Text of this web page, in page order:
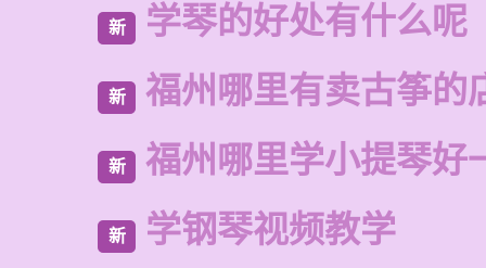
新 学琴的好处有什么呢
新 福州哪里有卖古筝的
新 福州哪里学小提琴好
新 学钢琴视频教学